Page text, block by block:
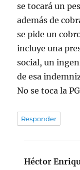
se tocará un
además de
se pide un
incluye una
social, un
de esa
No se toca la
Responder
Héctor